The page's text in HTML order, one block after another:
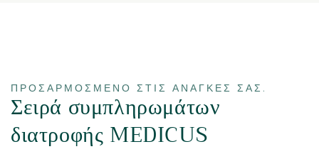
ΠΡΟΣΑΡΜΟΣΜΈΝΟ ΣΤΙΣ ΑΝΆΓΚΕΣ ΣΑΣ.
Σειρά συμπληρωμάτων
διατροφής MEDICUS